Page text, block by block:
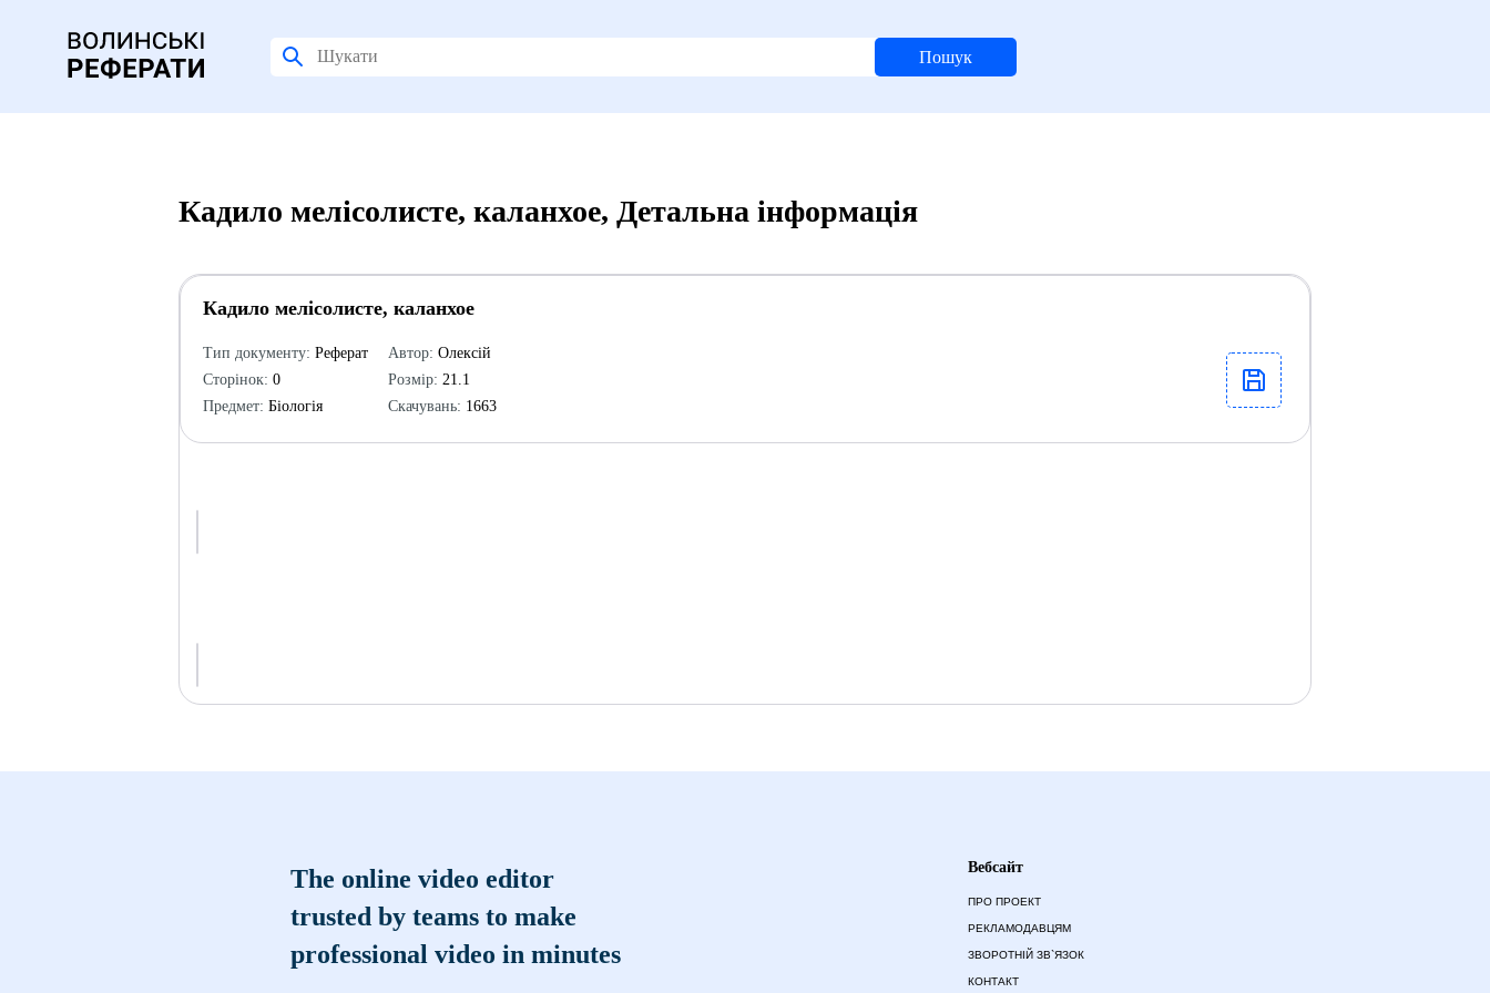
Пошук
Кадило мелісолисте, каланхое, Детальна інформація
Кадило мелісолисте, каланхое
Тип документу: Реферат
Сторінок: 0
Предмет: Біологія
Автор: Олексій
Розмір: 21.1
Скачувань: 1663
The online video editor
trusted by teams to make
professional video in minutes
Вебсайт
ПРО ПРОЕКТ
РЕКЛАМОДАВЦЯМ
ЗВОРОТНІЙ ЗВ`ЯЗОК
КОНТАКТ